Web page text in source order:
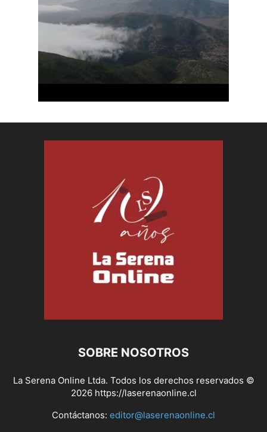
SOBRE NOSOTROS
La Serena Online Ltda. Todos los derechos reservados ©
2026 https://laserenaonline.cl
Contáctanos: editor@laserenaonline.cl